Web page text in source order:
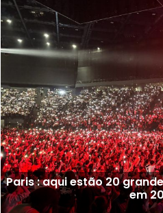
Paris : aqui estão 20
em